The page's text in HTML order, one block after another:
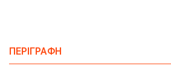
ΠΕΡΙΓΡΑΦΉ